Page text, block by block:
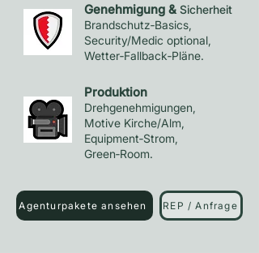
Genehmigung & Sicherheit
Brandschutz‑Basics,
Security/Medic optional,
Wetter‑Fallback‑Pläne.
Produktion
Drehgenehmigungen,
Motive Kirche/Alm,
Equipment‑Strom,
Green‑Room.
Agenturpakete ansehen REP / Anfrage